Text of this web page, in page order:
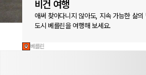
비건 여행
애써 찾아다니지 않아도, 지속 가능한 삶의
도시 베를린을 여행해 보세요.
베를린